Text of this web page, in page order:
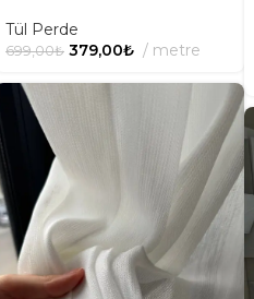
Tül Perde
699,00₺ 379,00₺ metre